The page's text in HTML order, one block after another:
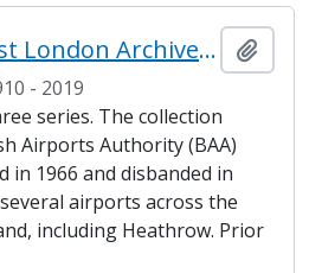
University of West London Archive/Heathrow Archive
- 2019
series. The collection
Airports Authority (BAA)
in 1966 and disbanded in
airports across the
including Heathrow. Prior